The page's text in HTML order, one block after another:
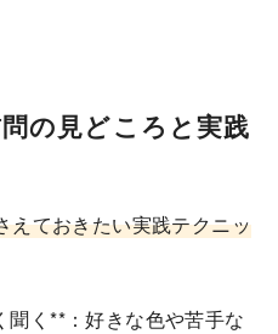
の見どころと実践
えておきたい実践テクニッ
く**：好きな色や苦手な